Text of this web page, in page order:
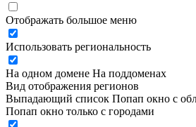
Отображать большое меню
Использовать региональность
На одном домене На поддоменах
Вид отображения регионов
Выпадающий список Попап окно c
Попап окно только с городами